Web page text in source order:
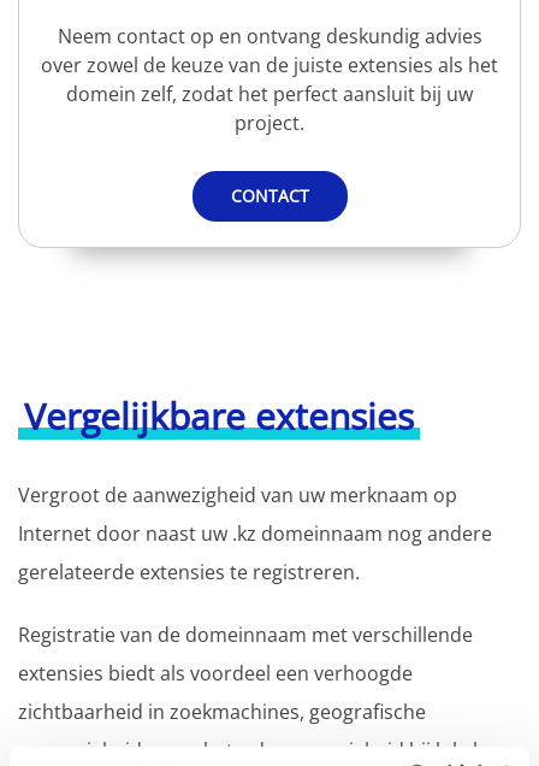
Neem contact op en ontvang deskundig advies
over zowel de keuze van de juiste extensies als het
domein zelf, zodat het perfect aansluit bij uw
project.
CONTACT
Vergelijkbare extensies
Vergroot de aanwezigheid van uw merknaam op
Internet door naast uw .kz domeinnaam nog andere
gerelateerde extensies te registreren.
Registratie van de domeinnaam met verschillende
extensies biedt als voordeel een verhoogde
zichtbaarheid in zoekmachines, geografische
aanwezigheid en verbeterde aanwezigheid bij lokale